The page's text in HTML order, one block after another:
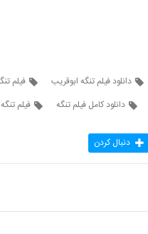
دانلود فیلم تنگه ابوقریب فیلم
دانلود کامل فیلم تنگه فیلم
دنبال کردن